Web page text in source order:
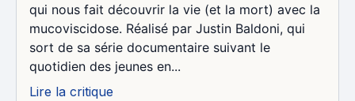
qui nous fait découvrir la vie (et la mort) avec la
mucoviscidose. Réalisé par Justin Baldoni, qui
sort de sa série documentaire suivant le
quotidien des jeunes en...
Lire la critique